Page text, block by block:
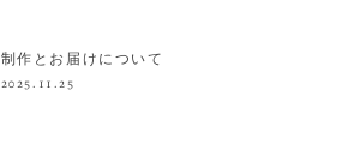
制作とお届けについて
2025.11.25